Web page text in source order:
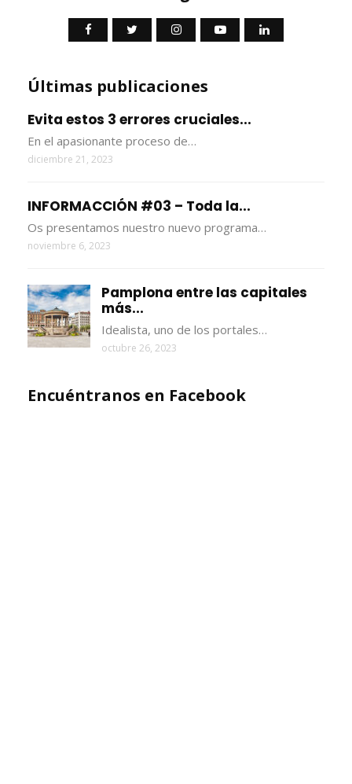
Últimas publicaciones
Evita estos 3 errores cruciales...
En el apasionante proceso de…
diciembre 21, 2023
INFORMACCIÓN #03 – Toda la...
Os presentamos nuestro nuevo programa…
noviembre 6, 2023
Pamplona entre las capitales
más...
Idealista, uno de los portales…
octubre 26, 2023
Encuéntranos en Facebook